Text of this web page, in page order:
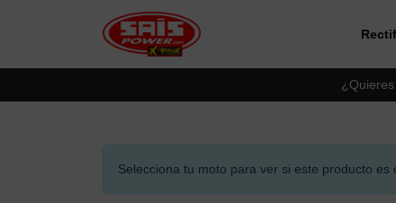
Selecciona tu moto para ver si este producto es